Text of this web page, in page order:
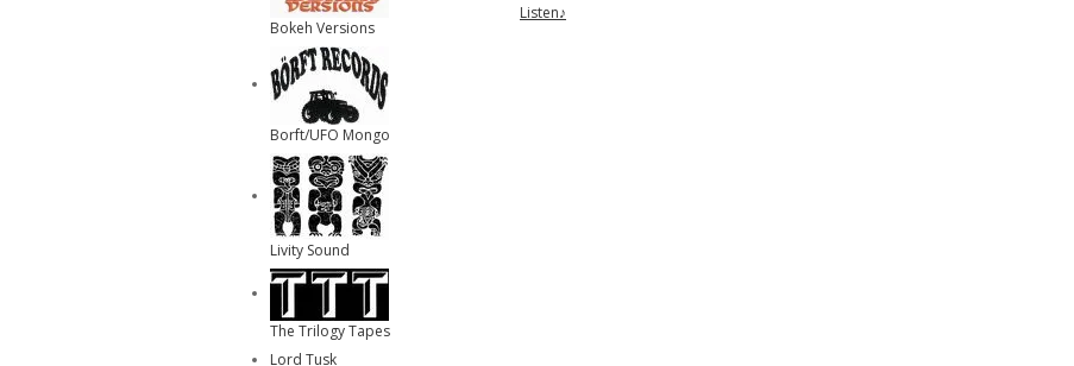
Listen♪
Bokeh Versions
Borft/UFO Mongo
Livity Sound
The Trilogy Tapes
Lord Tusk